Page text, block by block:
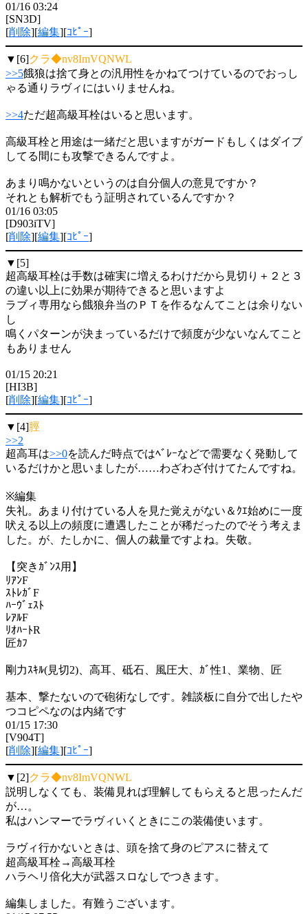
01/16 03:24
[SN3D]
[削除][編集][ｺﾋﾟｰ]
▼[6]クラ◆nv8ImVQNWL
>>5餓狼は捨て身との汎用性をかねてつけているのでおっし
ゃる通りラヴィにはいりませんね。
>>4ただ超高級耳栓はいると思います。
高級耳栓と用途は一緒だと思いますがガードもしくはダイブ
してる間にも攻撃できるんですよ。
あまり鳴かないというのは自分個人の意見ですか？
それとも解析でもう証明されているんですか？
01/16 03:05
[D903iTV]
[削除][編集][ｺﾋﾟｰ]
▼[5]
超高級耳栓は手数は確実に増えるわけだから見切り＋２と３
の違い以上に効果が期待できると思いますよ
ラブィ専用なら餓狼弁当のＰＴを作るなんてことは余りない
し
鳴くパターンが決まっているだけで頻度が少ないなんてこと
もありません
01/15 20:21
[HI3B]
[削除][編集][ｺﾋﾟｰ]
▼[4]脛
>>2
超高耳は>>0を読んだ時点ではﾍﾞﾚｰなどで需要なく発動して
いるだけかと思いましたが……わざわざ付けてたんですね。
※編集
失礼。あまり付けている人を見た覚えがない＆ｸｴ始めに一度
吠える以上の頻度に遭遇したことが稀だったのでそう考えま
した。が、たしかに、個人の裁量ですよね。失敬。
【突きｶﾞﾝｽ用】
ﾘｱﾝF
ｽﾄﾚｶﾞF
ﾊｰｳﾞｪｽﾄ
ﾚｱﾙF
ﾘｵﾊｰﾄR
匠ｶﾌ
剛力ｽｷﾙ(見切2)、高耳、砥石、風圧大、ｶﾞ性1、業物、匠
基本、撃たないので砲術なしです。雑談板に自分で出したや
つコピペなのは内緒です
01/15 17:30
[V904T]
[削除][編集][ｺﾋﾟｰ]
▼[2]クラ◆nv8ImVQNWL
説明しなくても、装備見れば理解してもらえると思ったんだ
が…。
私はハンマーでラヴィいくときにこの装備使います。
ラヴィ行かないときは、頭を捨て身のピアスに替えて
超高級耳栓→高級耳栓
ハラヘリ倍化大が武器スロなしでつきます。
編集しました。有難うございます。